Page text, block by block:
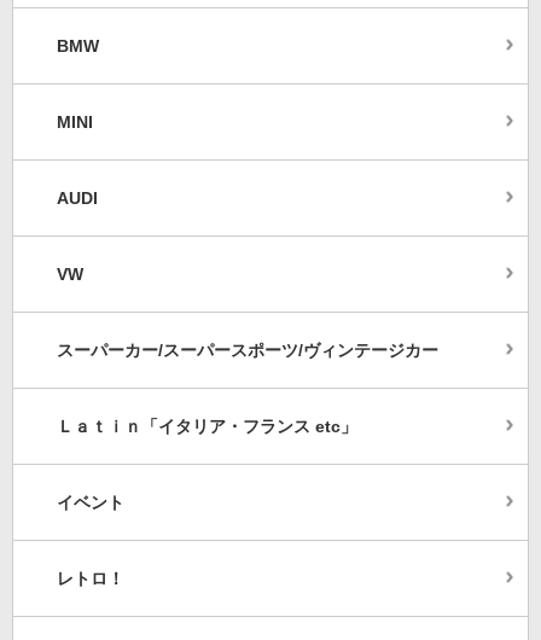
BMW
MINI
AUDI
VW
スーパーカー/スーパースポーツ/ヴィンテージカー
Ｌａｔｉｎ「イタリア・フランス etc」
イベント
レトロ！